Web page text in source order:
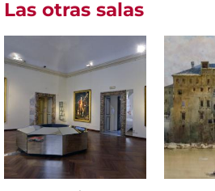
Las otras salas